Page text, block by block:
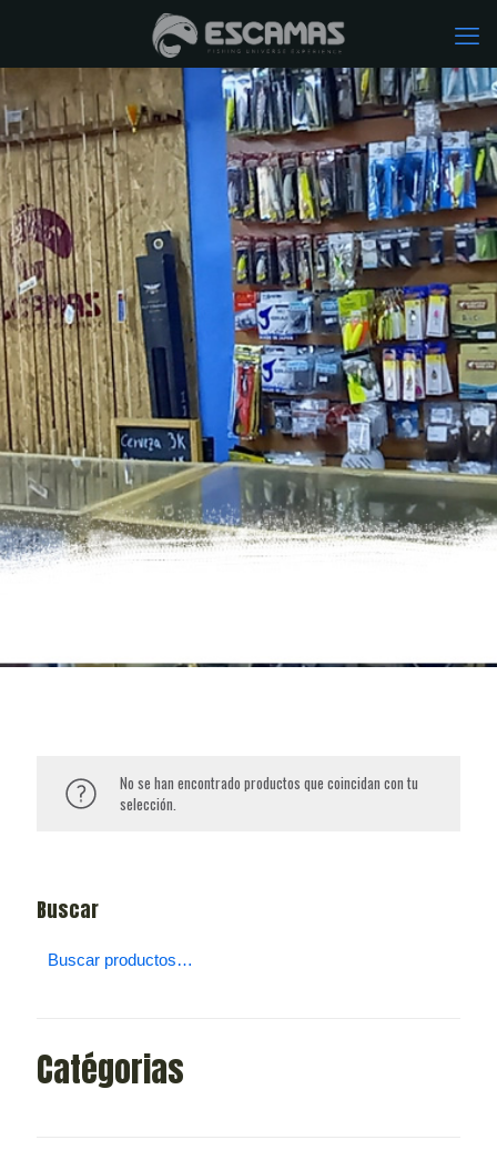
No se han encontrado productos que coincidan con tu
selección.
Buscar
Catégorias